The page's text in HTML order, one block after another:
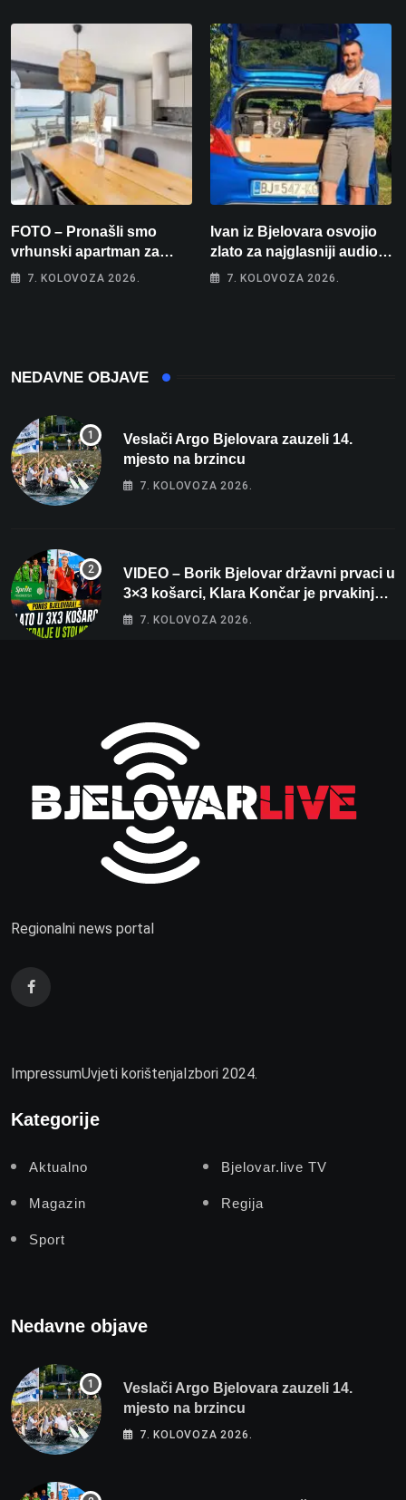
stolnom tenisu!
FOTO – Pronašli smo
vrhunski apartman za
odmor: Pogled na more, tri
7. KOLOVOZA 2026.
Ivan iz Bjelovara osvojio
zlato za najglasniji audio
sustav i srušio osobni
7. KOLOVOZA 2026.
NEDAVNE OBJAVE
Veslači Argo Bjelovara zauzeli 14.
mjesto na brzincu
7. KOLOVOZA 2026.
VIDEO – Borik Bjelovar državni prvaci u
3×3 košarci, Klara Končar je prvakinja
Hrvatske u stolnom tenisu!
7. KOLOVOZA 2026.
Regionalni news portal
ImpressumUvjeti korištenjaIzbori 2024.
Kategorije
Aktualno Bjelovar.live TV
Magazin Regija
Sport
Nedavne objave
Veslači Argo Bjelovara zauzeli 14.
mjesto na brzincu
7. KOLOVOZA 2026.